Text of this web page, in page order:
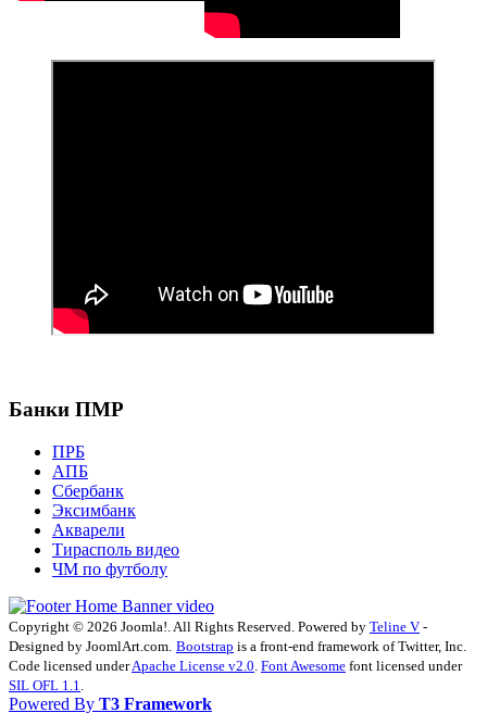
Банки ПМР
ПРБ
АПБ
Сбербанк
Эксимбанк
Акварели
Тирасполь видео
ЧМ по футболу
Copyright © 2026 Joomla!. All Rights Reserved. Powered by Teline V -
Designed by JoomlArt.com. Bootstrap is a front-end framework of Twitter, Inc.
Code licensed underApache License v2.0 Font Awesome font licensed under
SIL OFL 1.1
Powered By T3 Framework